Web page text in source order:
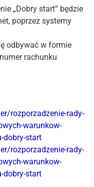
„Dobry start” będzie
poprzez systemy
odbywać w formie
rachunku
rozporzadzenie-rady-
warunkow-
dobry-start
rozporzadzenie-rady-
warunkow-
dobry-start